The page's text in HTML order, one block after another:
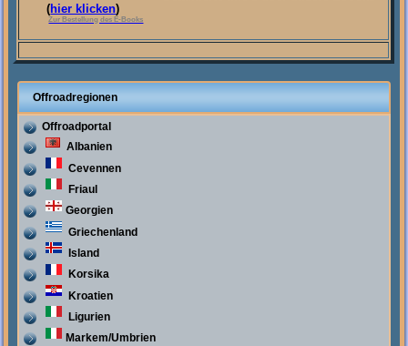
(hier klicken)
Zur Bestellung des E-Books
Offroadregionen
Offroadportal
Albanien
Cevennen
Friaul
Georgien
Griechenland
Island
Korsika
Kroatien
Ligurien
Markem/Umbrien